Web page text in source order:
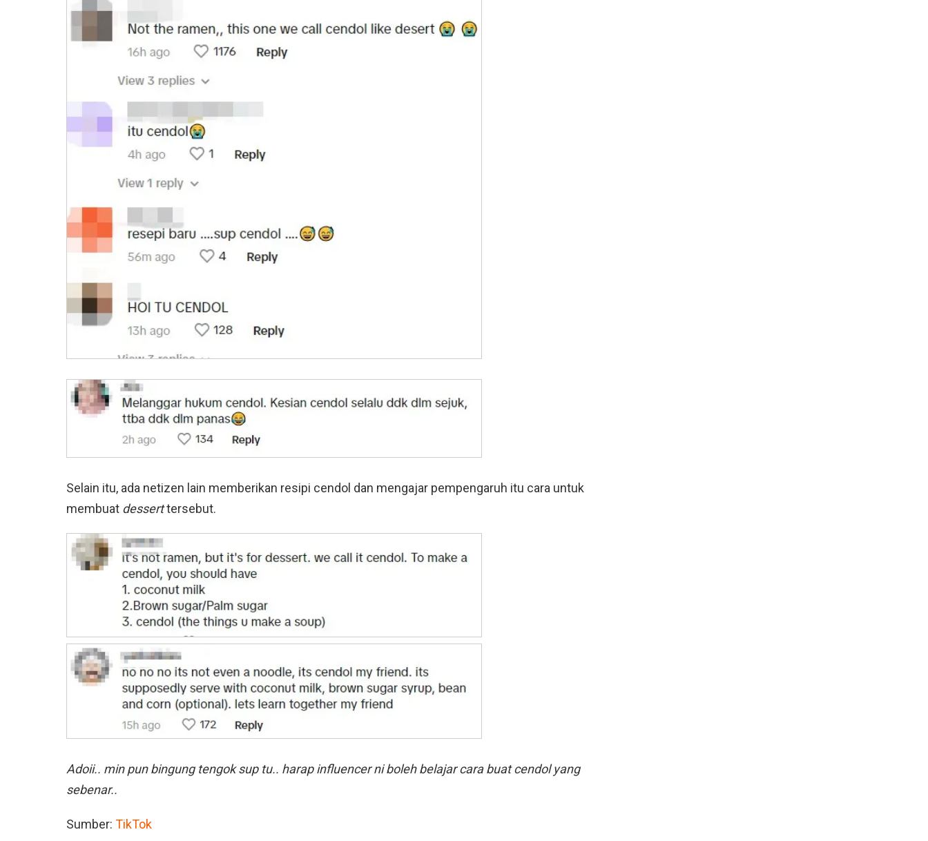
Selain itu, ada netizen lain memberikan resipi cendol dan mengajar pempengaruh itu cara untuk
membuat desserttersebut.
Adoii.. min pun bingung tengok sup tu.. harap influencer ni boleh belajar cara buat cendol yang
sebenar..
Sumber: TikTok